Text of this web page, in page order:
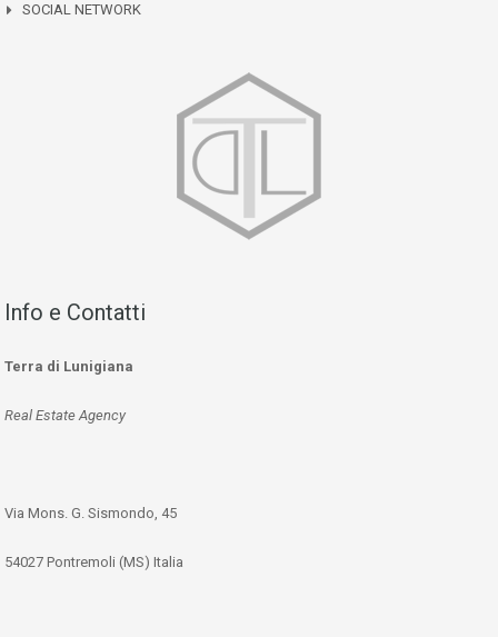
SOCIAL NETWORK
Info e Contatti
Terra di Lunigiana
Real Estate Agency
Via Mons. G. Sismondo, 45
54027 Pontremoli (MS) Italia